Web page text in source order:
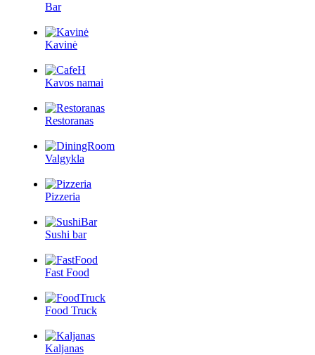
Bar
Kavinė
Kavos namai
Restoranas
Valgykla
Pizzeria
Sushi bar
Fast Food
Food Truck
Kaljanas